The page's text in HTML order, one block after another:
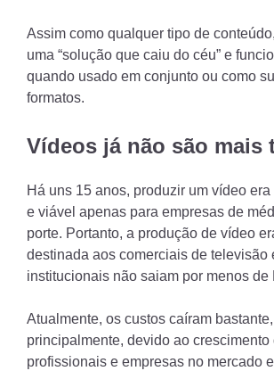
Assim como qualquer tipo de
uma “solução que caiu do céu” e
quando usado em conjunto ou como
formatos.
Vídeos já não são mais
Há uns 15 anos, produzir um vídeo
e viável apenas para empresas de
porte. Portanto, a produção de vídeo
destinada aos comerciais de televisão
institucionais não saiam por menos de
Atualmente, os custos caíram bastante,
principalmente, devido ao crescimento
profissionais e empresas no mercado